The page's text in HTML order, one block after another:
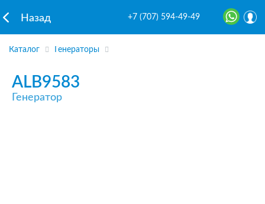
Назад +7 (707) 594-49-49
Каталог Генераторы
ALB9583
Генератор